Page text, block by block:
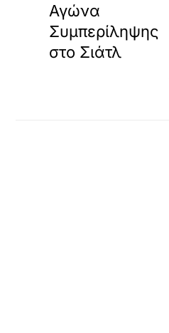
Αγώνα
Συμπερίληψης
στο Σιάτλ